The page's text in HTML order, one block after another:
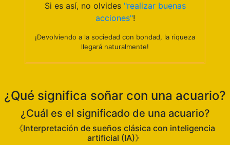
Si es así, no olvides "realizar buenas
acciones"!
¡Devolviendo a la sociedad con bondad, la riqueza
llegará naturalmente!
¿Qué significa soñar con una acuario?
¿Cuál es el significado de una acuario?
《Interpretación de sueños clásica con inteligencia
artificial (IA)》